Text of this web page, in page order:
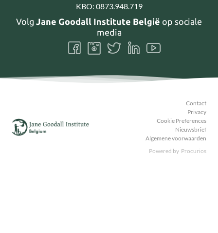
KBO: 0873.948.719
Volg Jane Goodall Institute België op sociale
media
Volg
ons
Volg
ons
Volg
ons
Volg
ons
Volg
ons
Contact
Privacy
Cookie Preferences
Nieuwsbrief
Algemene voorwaarden
Powered by Procurios